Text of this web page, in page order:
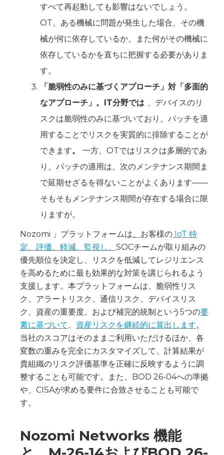
すべて再起動しても影響はないでしょう。
OT、ある機械に問題が発生した場合、その機
械が何に依存しているか、また何がその機械に
依存しているかを直ちに把握する必要がありま
す。
「脆弱性のみに基づくアプローチ」対「多面的
なアプローチ」。‍IT分野では 、デバイスのリ
スクは脆弱性のみに基づいており、パッチを適
用することでリスクを実質的に排除することが
できます。 一方、OTではリスクは多層的であ
り、パッチの適用は、次のメンテナンス期間ま
で延期せざるを得ないことがよくあります――
そもそもメンテナンス期間が存在する場合に限
りますが。
Nozomi 」プラットフォームは、 お客様の IoT 特
定、評価、軽減、監視し、 SOCチームが取り組みの
優先順位を決定し、リスクを低減してレジリエンス
を高めるために最も効果的な対策を講じられるよう
支援します。本プラットフォームは、脆弱性リス
ク、アラートリスク、通信リスク、デバイスリス
ク、資産の重要度、および補完的統制という5つの要
素に基づいて 、 資産リスクを継続的に算出します。
当社のスコアはそのままご利用いただけるほか、各
変数の重みを完全にカスタマイズして、計算結果が
貴組織のリスク評価基準を正確に反映するように調
整することも可能です。また、BOD 26-04への準拠
や、CISAが求める要件に合致させることも可能で
す。‍
Nozomi Networks 機能